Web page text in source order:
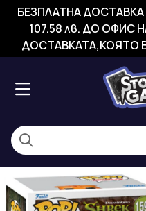
БЕЗПЛАТНА ДОСТАВКА
107.58 лв. ДО ОФИС
ДОСТАВКАТА,КОЯТО